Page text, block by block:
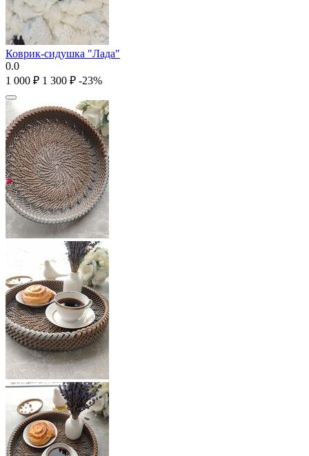
Коврик-сидушка "Лада"
0.0
1 000 ₽ 1 300 ₽ -23%